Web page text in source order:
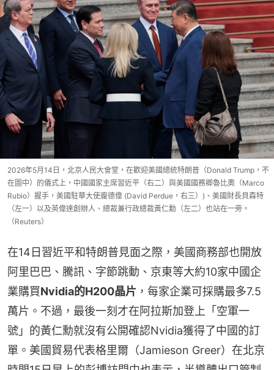
2026年5月14日，北京人民大會堂，在歡迎美國總統特朗普（Donald Trump，不
在圖中）的儀式上，中國國家主席習近平（右二）與美國國務卿魯比奧（Marco
Rubio）握手，美國駐華大使龐德偉 (David Perdue，右三）)、美國財長貝森特
（左一）以及英偉達創辦人、總裁兼行政總裁黃仁勳（左二）也站在一旁。
（Reuters）
在14日習近平和特朗普見面之際，美國商務部也開放
阿里巴巴、騰訊、字節跳動、京東等大約10家中國企
業購買Nvidia的H200晶片 ，每家企業可採購最多7.5
萬片。不過，最後一刻才在阿拉斯加登上「空軍一
號」的黃仁勳就沒有公開確認Nvidia獲得了中國的訂
單。美國貿易代表格里爾（Jamieson Greer）在北京